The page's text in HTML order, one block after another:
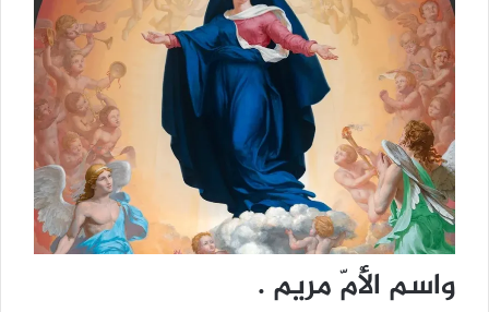
واسم الأُمّ مريم .